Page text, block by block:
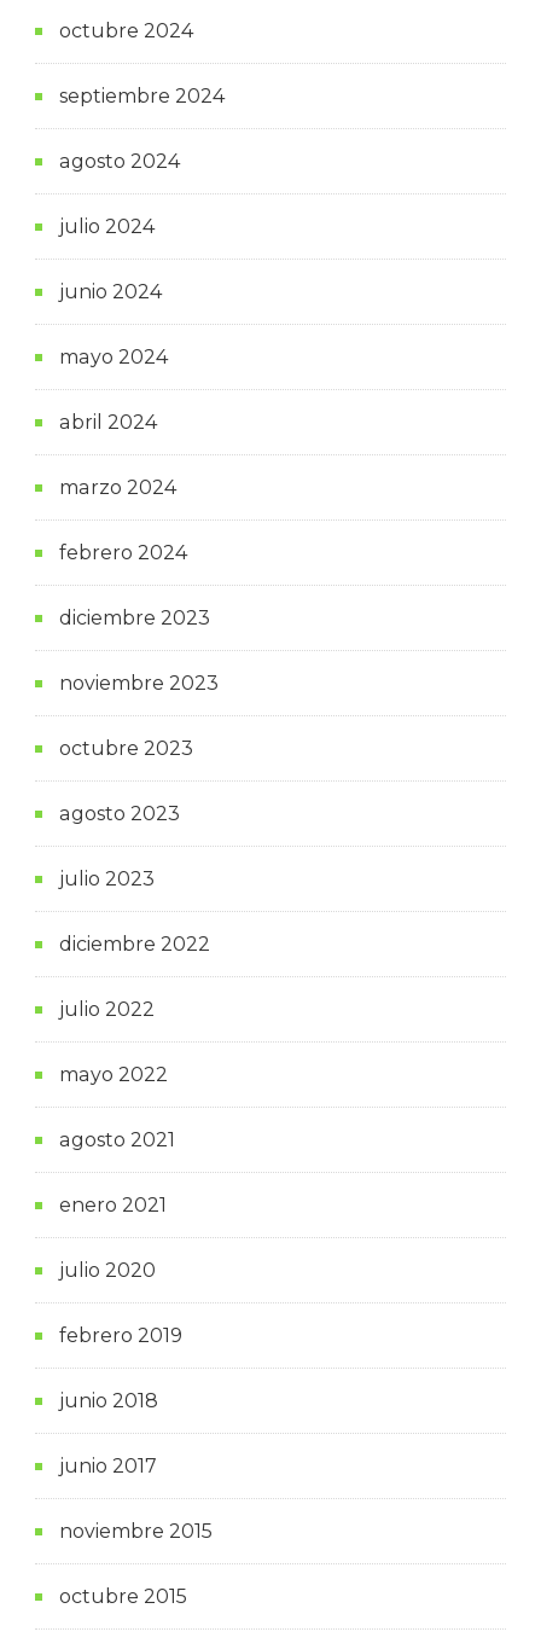
octubre 2024
septiembre 2024
agosto 2024
julio 2024
junio 2024
mayo 2024
abril 2024
marzo 2024
febrero 2024
diciembre 2023
noviembre 2023
octubre 2023
agosto 2023
julio 2023
diciembre 2022
julio 2022
mayo 2022
agosto 2021
enero 2021
julio 2020
febrero 2019
junio 2018
junio 2017
noviembre 2015
octubre 2015